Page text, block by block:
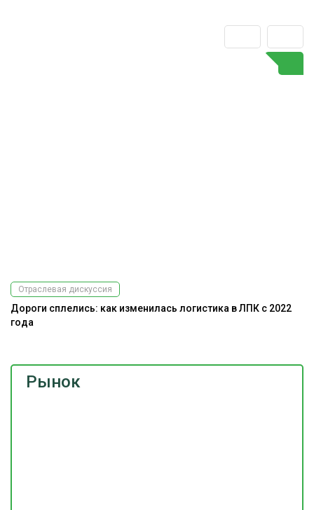
Рынок
Отраслевая дискуссия
Дороги сплелись: как изменилась логистика в ЛПК с 2022
года